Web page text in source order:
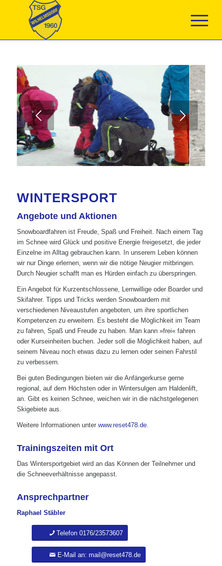
Weiter
2 3
WINTERSPORT
Angebote und Aktionen
Snowboardfahren ist Freude, Spaß und Freiheit. Nach einem Tag
im Schnee wird Glück und positive Energie freigesetzt, die jeder
Einzelne im Alltag gebrauchen kann. In unserem Leben können
wir nur Dinge erlernen, wenn wir die nötige Neugier mitbringen.
Durch Neugier schafft man es Hürden einfach zu überspringen.
Ein Angebot für Kurzentschlossene, Lernwillige oder Boarder und
Skifahrer. Tipps und Tricks werden Snowboardern mit
verschiedenen Niveaustufen angeboten, um ihre sportlichen
Kompetenzen zu erweitern. Es besteht die Möglichkeit im Team
zu fahren, Spaß und Freude zu haben. Man kann »frei« fahren
oder Kurseinheiten buchen. Jeder soll die Möglichkeit haben, auf
seinem Niveau noch etwas dazu zu lernen oder seinen Fahrstil
zu verbessern.
Bei guten Bedingungen bieten wir die Anfängerkurse gerne
regional, auf dem Höchsten oder in Wintersulgen am Haldenlift,
an. Gibt es keinen Schnee, weichen wir in die nächstgelegenen
Skigebiete aus.
Weitere Informationen unter www.reset478.de.
Trainingszeiten mit Ort
Das Wintersportgebiet wird an das Können der Teilnehmer und
die Schneeverhältnisse angepasst.
Ansprechpartner
Raphael Stäbler
Telefon 0176/23573607
E-Mail an: mail@reset478.de